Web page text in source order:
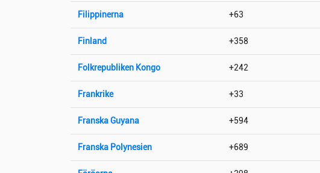
Filippinerna +63
Finland +358
Folkrepubliken Kongo +242
Frankrike +33
Franska Guyana +594
Franska Polynesien +689